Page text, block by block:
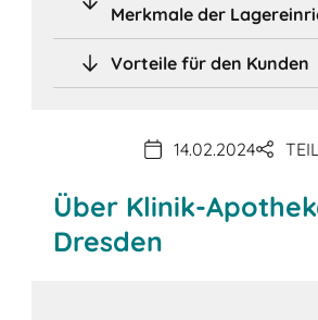
Merkmale der
Vorteile für den Kunden
14.02.2024
Über Klinik-
Dresden